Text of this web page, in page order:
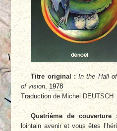
Titre original : In the Hall
of vision, 1978
Traduction de Michel DEUTSCH
Quatrième de couverture
lointain avenir et vous êtes